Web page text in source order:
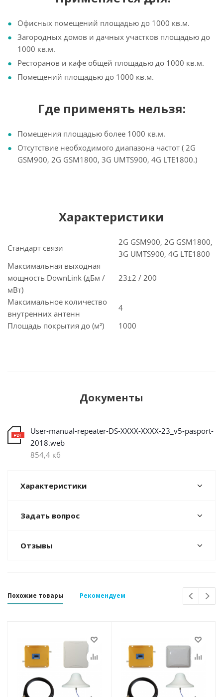
Офисных помещений площадью до 1000 кв.м.
Загородных домов и дачных участков площадью до
1000 кв.м.
Ресторанов и кафе общей площадью до 1000 кв.м.
Помещений площадью до 1000 кв.м.
Где применять нельзя:
Помещения площадью более 1000 кв.м.
Отсутствие необходимого диапазона частот ( 2G
GSM900, 2G GSM1800, 3G UMTS900, 4G LTE1800.)
Характеристики
Стандарт связи
2G GSM900, 2G GSM1800,
3G UMTS900, 4G LTE1800
Максимальная выходная
мощность DownLink (дБм /
мВт)
23±2 / 200
Максимальное количество
внутренних антенн
4
Площадь покрытия до (м²)
1000
Документы
User-manual-repeater-DS-XXXX-XXXX-23_v5-pasport-
2018.web
854,4 кб
Характеристики
Задать вопрос
Отзывы
Похожие товары Рекомендуем